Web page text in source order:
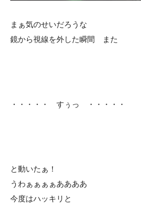
まぁ気のせいだろうな
鏡から視線を外した瞬間 また
・・・・・ すぅっ ・・・・・
と動いたぁ！
うわぁぁぁぁああああ
今度はハッキリと